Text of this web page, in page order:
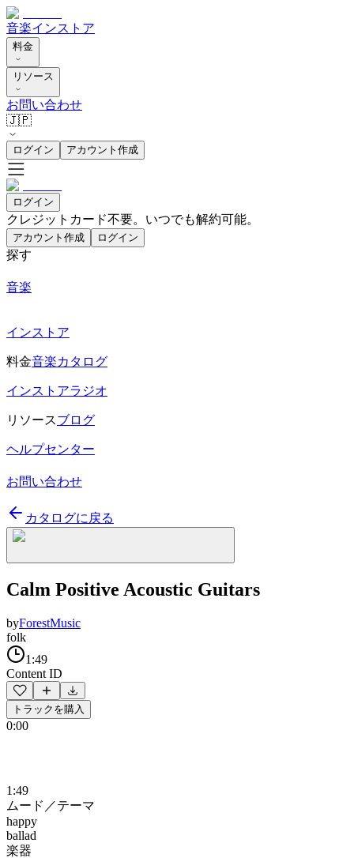
音楽インストア
料金
リソース
お問い合わせ
🇯🇵
ログイン アカウント作成
ログイン
クレジットカード不要。いつでも解約可能。
アカウント作成 ログイン
探す
音楽
インストア
料金音楽カタログ
インストアラジオ
リソースブログ
ヘルプセンター
お問い合わせ
カタログに戻る
Calm Positive Acoustic Guitars
byForestMusic
folk
1:49
Content ID
トラックを購入
0:00
1:49
ムード／テーマ
happy
ballad
楽器